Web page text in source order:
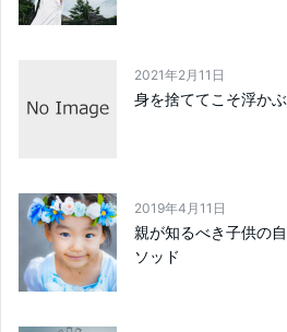
2021年2月11日
身を捨ててこそ浮かぶ
2019年4月11日
親が知るべき子供の
ソッド